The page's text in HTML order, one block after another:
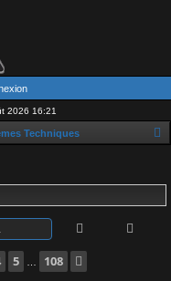
2026 16:21
Techniques
Rechercher
5 108